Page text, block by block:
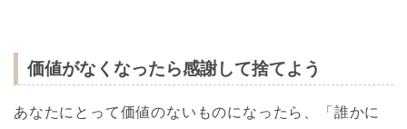
価値がなくなったら感謝して捨てよう
あなたにとって価値のないものになったら、「誰かに